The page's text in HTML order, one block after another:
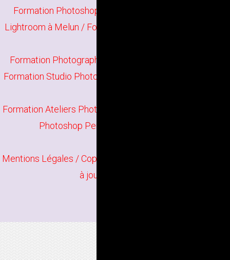
Formation Photoshop Initiation à Melun
Lightroom à Melun / Formation Photographie Initiation à
Formation Photographie Perfectionnement à Melun
Formation Studio Photo à Melun
Formation Ateliers Photographiques à Melun
Photoshop Perfectionnement à Melun
Mentions Légales / Copyright
à jour en juin 2026